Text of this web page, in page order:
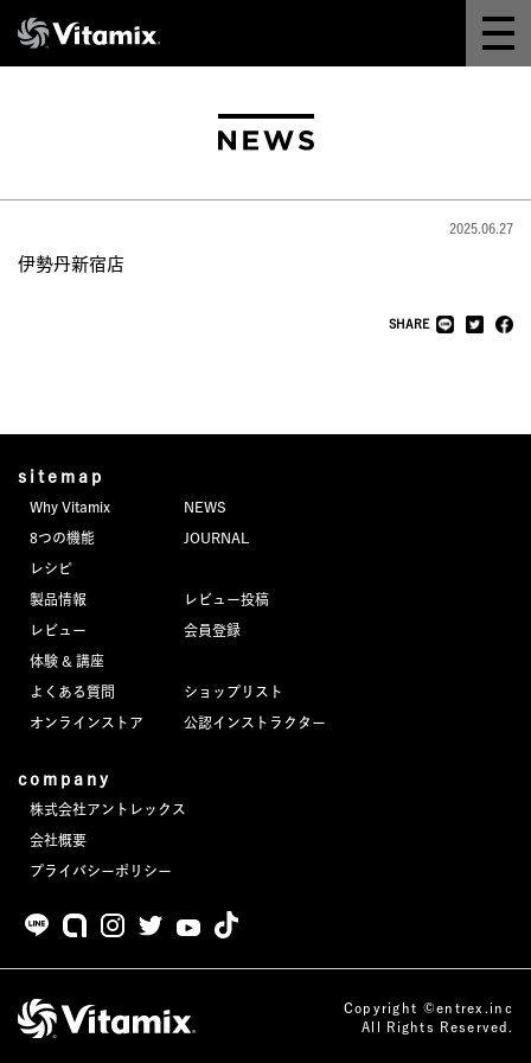
JOURNAL
2025.06.27
伊勢丹新宿店
SHARE
sitemap
Why Vitamix
8つの機能
レシピ
製品情報
レビュー
体験 & 講座
よくある質問
オンラインストア
NEWS
JOURNAL
レビュー投稿
会員登録
ショップリスト
公認インストラクター
company
株式会社アントレックス
会社概要
プライバシーポリシー
Copyright ©entrex.inc
All Rights Reserved.